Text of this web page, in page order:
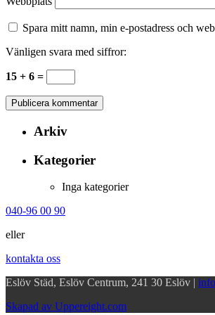
Spara mitt namn, min e-postadress och
Vänligen svara med siffror:
15 + 6 =
Arkiv
Kategorier
Inga kategorier
040-96 00 90
eller
kontakta oss
Eslöv Städ, Eslöv Centrum, 241 30 Eslöv |
Skapad av Uppereight.com